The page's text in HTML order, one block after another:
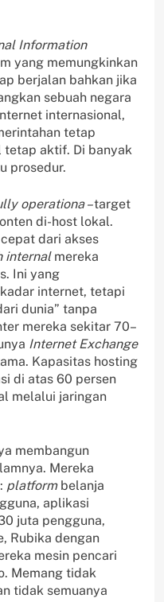
Information
yang memungkinkan
berjalan bahkan jika
sebuah negara
internasional,
tetap
tetap aktif. Di banyak
prosedur.
operationa –target
di-host lokal.
dari akses
internalmereka
Ini yang
internet, tetapi
dunia” tanpa
mereka sekitar 70–
Internet Exchange
Kapasitas hosting
di atas 60 persen
melalui jaringan
membangun
Mereka
platform belanja
aplikasi
juta pengguna,
Rubika dengan
mesin pencari
Memang tidak
tidak semuanya